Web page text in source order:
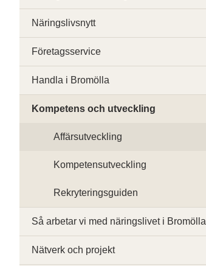
Näringslivsnytt
Företagsservice
Handla i Bromölla
Kompetens och utveckling
Affärsutveckling
Kompetensutveckling
Rekryteringsguiden
Så arbetar vi med näringslivet i Bromölla
Nätverk och projekt